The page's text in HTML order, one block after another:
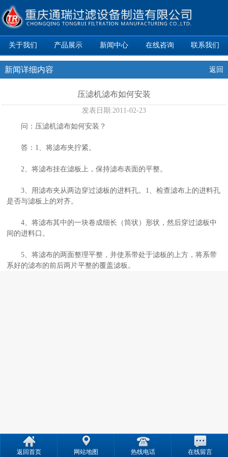
关于我们 产品展示 新闻中心 在线咨询 联系我们
新闻详细内容 返回
压滤机滤布如何安装
发表日期:2011-02-23
问：压滤机滤布如何安装？
答：1、将滤布夹拧紧。
2、将滤布挂在滤板上，保持滤布表面的平整。
3、用滤布夹从两边穿过滤板的进料孔。1、检查滤布上的进料孔
是否与滤板上的对齐。
4、将滤布其中的一块卷成细长（筒状）形状，然后穿过滤板中
间的进料口。
5、将滤布的两面整理平整，并使系带处于滤板的上方，将系带
系好的滤布的前后两片平整的覆盖滤板。
返回首页 网站地图 热线电话 在线留言